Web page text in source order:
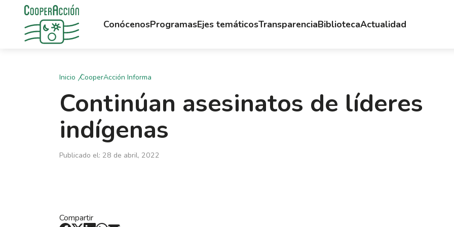
ConócenosProgramasEjes temáticosTransparenciaBibliotecaActualidad
Inicio CooperAcción Informa
Continúan asesinatos de líderes
indígenas
Publicado el: 28 de abril, 2022
Compartir